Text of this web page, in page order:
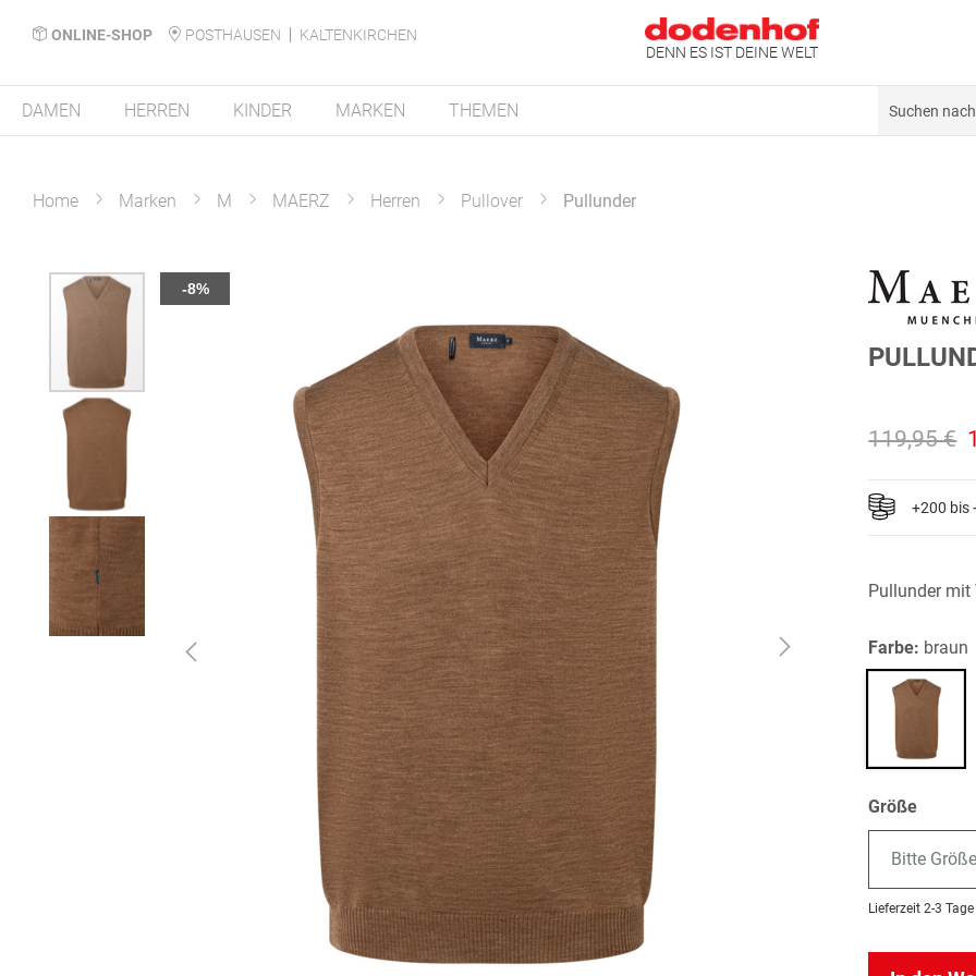
ONLINE-SHOP POSTHAUSEN
KALTENKIRCHEN
DENN ES IST DEINE WELT
DAMEN HERREN KINDER MARKEN THEMEN
Home Marken M MAERZ Herren Pullover Pullunder
Zum
Ende
springen
-8%
119,95 €
+200 bis
Pullunder mit
Farbe: braun
Größe
Bitte
Lieferzeit 2-3 Tage